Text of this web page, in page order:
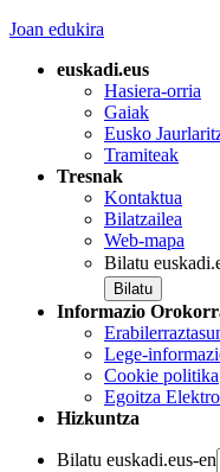
Joan edukira
euskadi.eus
Hasiera-orria
Gaiak
Eusko
Tramiteak
Tresnak
Kontaktua
Bilatzailea
Web-mapa
Bilatu
Informazio
Lege-
Cookie politika
Egoitza
Hizkuntza
Bilatu euskadi.eus-en